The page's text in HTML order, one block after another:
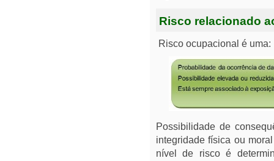
Risco relacionado
Risco ocupacional é uma:
Possibilidade de
integridade física ou
nível de risco é